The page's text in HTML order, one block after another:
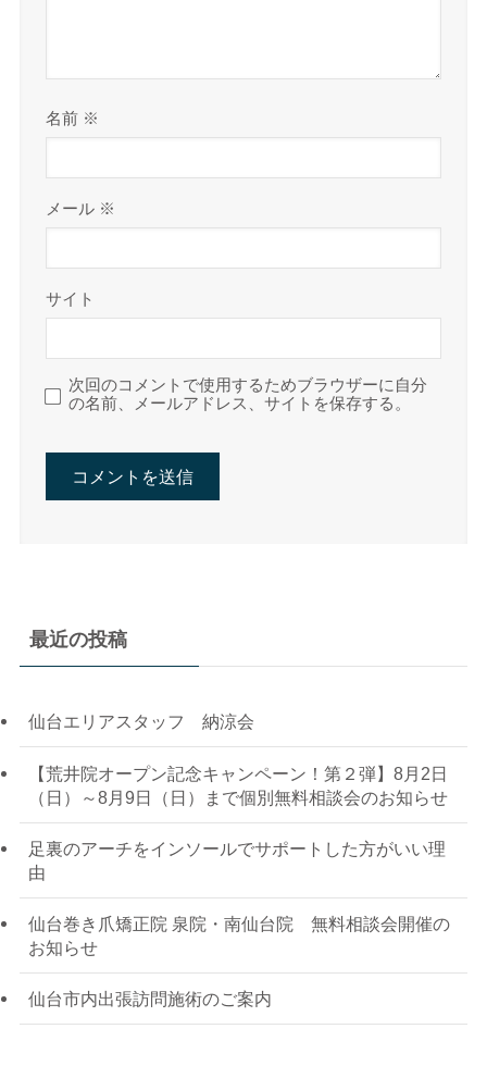
名前 ※
メール ※
サイト
次回のコメントで使用するためブラウザーに自分
の名前、メールアドレス、サイトを保存する。
最近の投稿
仙台エリアスタッフ 納涼会
【荒井院オープン記念キャンペーン！第２弾】8月2日
（日）～8月9日（日）まで個別無料相談会のお知らせ
足裏のアーチをインソールでサポートした方がいい理
由
仙台巻き爪矯正院 泉院・南仙台院 無料相談会開催の
お知らせ
仙台市内出張訪問施術のご案内